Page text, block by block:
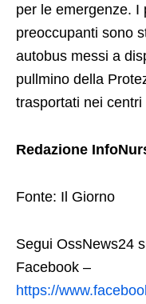
per le emergenze. I
preoccupanti sono
autobus messi a
pullmino della
trasportati nei
Redazione
Fonte: Il Giorno
Segui OssNews24
Facebook –
https://